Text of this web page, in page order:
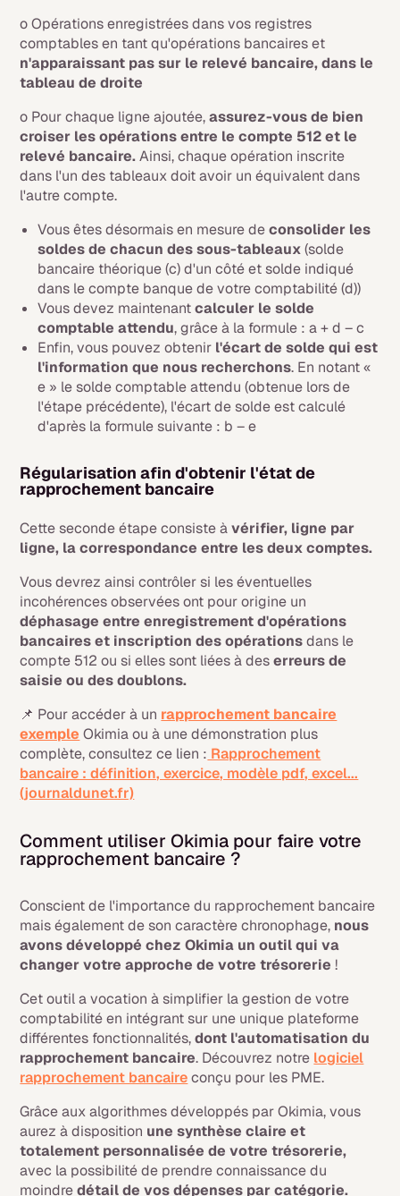
o Opérations enregistrées dans vos registres
comptables en tant qu'opérations bancaires et
n'apparaissant pas sur le relevé bancaire, dans le
tableau de droite
o Pour chaque ligne ajoutée,assurez-vous de bien
croiser les opérations entre le compte 512 et le
relevé bancaire.Ainsi, chaque opération inscrite
dans l'un des tableaux doit avoir un équivalent dans
l'autre compte.
Vous êtes désormais en mesure deconsolider les
soldes de chacun des sous-tableaux(solde
bancaire théorique (c) d'un côté et solde indiqué
dans le compte banque de votre comptabilité (d))
Vous devez maintenantcalculer le solde
comptable attendu, grâce à la formule : a + d – c
Enfin, vous pouvez obtenir l'écart de solde qui est
l'information que nous recherchons. En notant «
e » le solde comptable attendu (obtenue lors de
l'étape précédente), l'écart de solde est calculé
d'après la formule suivante : b – e
Régularisation afin d'obtenir l'état de
rapprochement bancaire
Cette seconde étape consiste àvérifier, ligne par
ligne, la correspondance entre les deux comptes.
Vous devrez ainsi contrôler si les éventuelles
incohérences observées ont pour origine un
déphasage entre enregistrement d'opérations
bancaires et inscription des opérationsdans le
compte 512 ou si elles sont liées à deserreurs de
saisie ou des doublons.
📌 Pour accéder à un rapprochement bancaire
exemple Okimia ou à une démonstration plus
complète, consultez ce lien : Rapprochement
bancaire : définition, exercice, modèle pdf, excel...
(journaldunet.fr)
Comment utiliser Okimia pour faire votre
rapprochement bancaire ?
Conscient de l'importance du rapprochement bancaire
mais également de son caractère chronophage, nous
avons développé chez Okimia un outil qui va
changer votre approche de votre trésorerie !
Cet outil a vocation à simplifier la gestion de votre
comptabilité en intégrant sur une unique plateforme
différentes fonctionnalités,dont l'automatisation du
rapprochement bancaire. Découvrez notre logiciel
rapprochement bancaireconçu pour les PME.
Grâce aux algorithmes développés par Okimia, vous
aurez à disposition une synthèse claire et
totalement personnalisée de votre trésorerie,
avec la possibilité de prendre connaissance du
moindredétail de vos dépenses par catégorie.